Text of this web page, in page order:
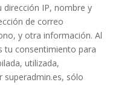
IP, nombre y
de correo
y otra información. Al
tu consentimiento para
utilizada,
superadmin.es, sólo